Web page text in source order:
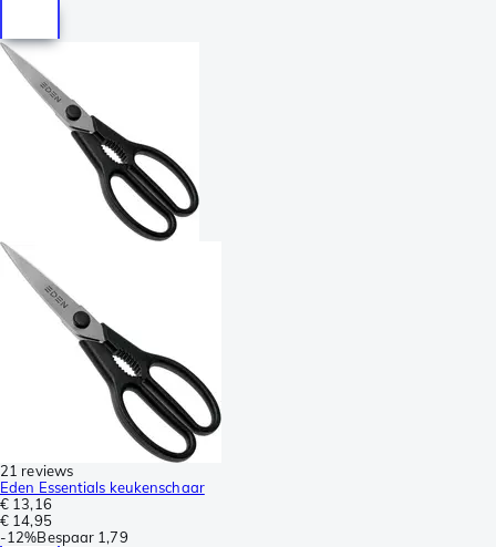
21 reviews
Eden Essentials keukenschaar
€ 13,16
€ 14,95
-12%Bespaar 1,79